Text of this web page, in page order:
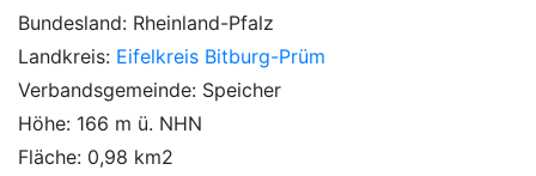
Bundesland: Rheinland-Pfalz
Landkreis: Eifelkreis Bitburg-Prüm
Verbandsgemeinde: Speicher
Höhe: 166 m ü. NHN
Fläche: 0,98 km2